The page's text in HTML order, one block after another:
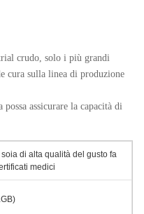
crudo, solo i più grandi
cura sulla linea di produzione
assicurare la capacità di
soia di alta qualità del gusto fa
medici